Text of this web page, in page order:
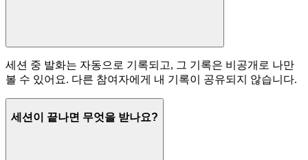
세션 중 발화는 자동으로 기록되고, 그 기록은 비공개로 나만
볼 수 있어요. 다른 참여자에게 내 기록이 공유되지 않습니다.
세션이 끝나면 무엇을 받나요?